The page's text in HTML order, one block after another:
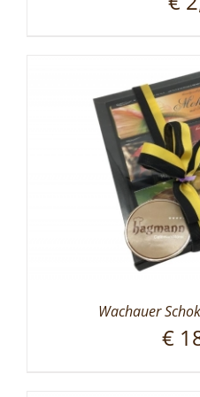
Wachauer
€